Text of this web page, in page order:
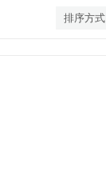
排序方式